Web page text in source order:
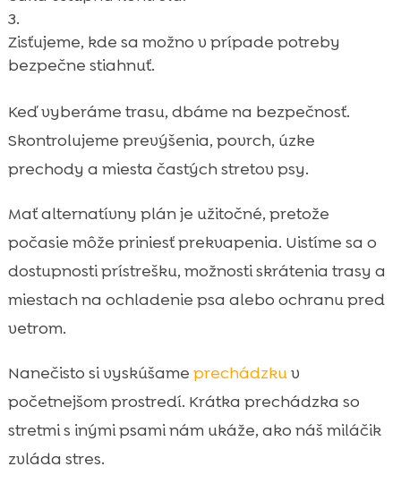
Zisťujeme, kde sa možno v prípade potreby
bezpečne stiahnuť.
Keď vyberáme trasu, dbáme na bezpečnosť.
Skontrolujeme prevýšenia, povrch, úzke
prechody a miesta častých stretov psy.
Mať alternatívny plán je užitočné, pretože
počasie môže priniesť prekvapenia. Uistíme sa o
dostupnosti prístrešku, možnosti skrátenia trasy a
miestach na ochladenie psa alebo ochranu pred
vetrom.
Nanečisto si vyskúšame prechádzkuv
početnejšom prostredí. Krátka prechádzka so
stretmi s inými psami nám ukáže, ako náš miláčik
zvláda stres.